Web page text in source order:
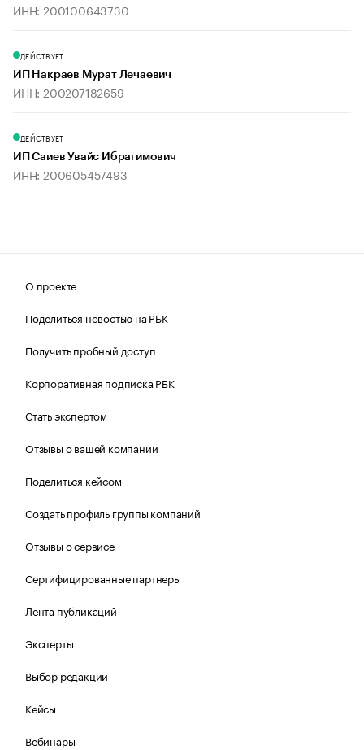
ИНН: 200100643730
ДЕЙСТВУЕТ
ИП Накраев Мурат Лечаевич
ИНН: 200207182659
ДЕЙСТВУЕТ
ИП Саиев Увайс Ибрагимович
ИНН: 200605457493
О проекте
Поделиться новостью на РБК
Получить пробный доступ
Корпоративная подписка РБК
Стать экспертом
Отзывы о вашей компании
Поделиться кейсом
Создать профиль группы компаний
Отзывы о сервисе
Сертифицированные партнеры
Лента публикаций
Эксперты
Выбор редакции
Кейсы
Вебинары